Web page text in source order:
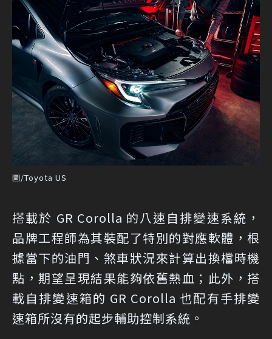
圖/Toyota US
搭載於 GR Corolla 的八速自排變速系統，
品牌工程師為其裝配了特別的對應軟體，根
據當下的油門、煞車狀況來計算出換檔時機
點，期望呈現結果能夠依舊熱血；此外，搭
載自排變速箱的 GR Corolla 也配有手排變
速箱所沒有的起步輔助控制系統。